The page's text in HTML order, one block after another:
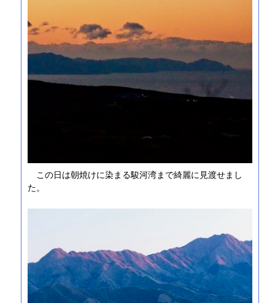
この日は朝焼けに染まる駿河湾まで綺麗に見渡せまし
た。